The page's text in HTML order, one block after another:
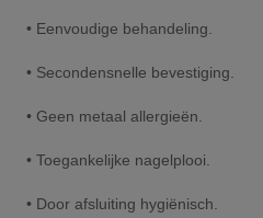
• Eenvoudige behandeling.
• Secondensnelle bevestiging.
• Geen metaal allergieën.
• Toegankelijke nagelplooi.
• Door afsluiting hygiënisch.